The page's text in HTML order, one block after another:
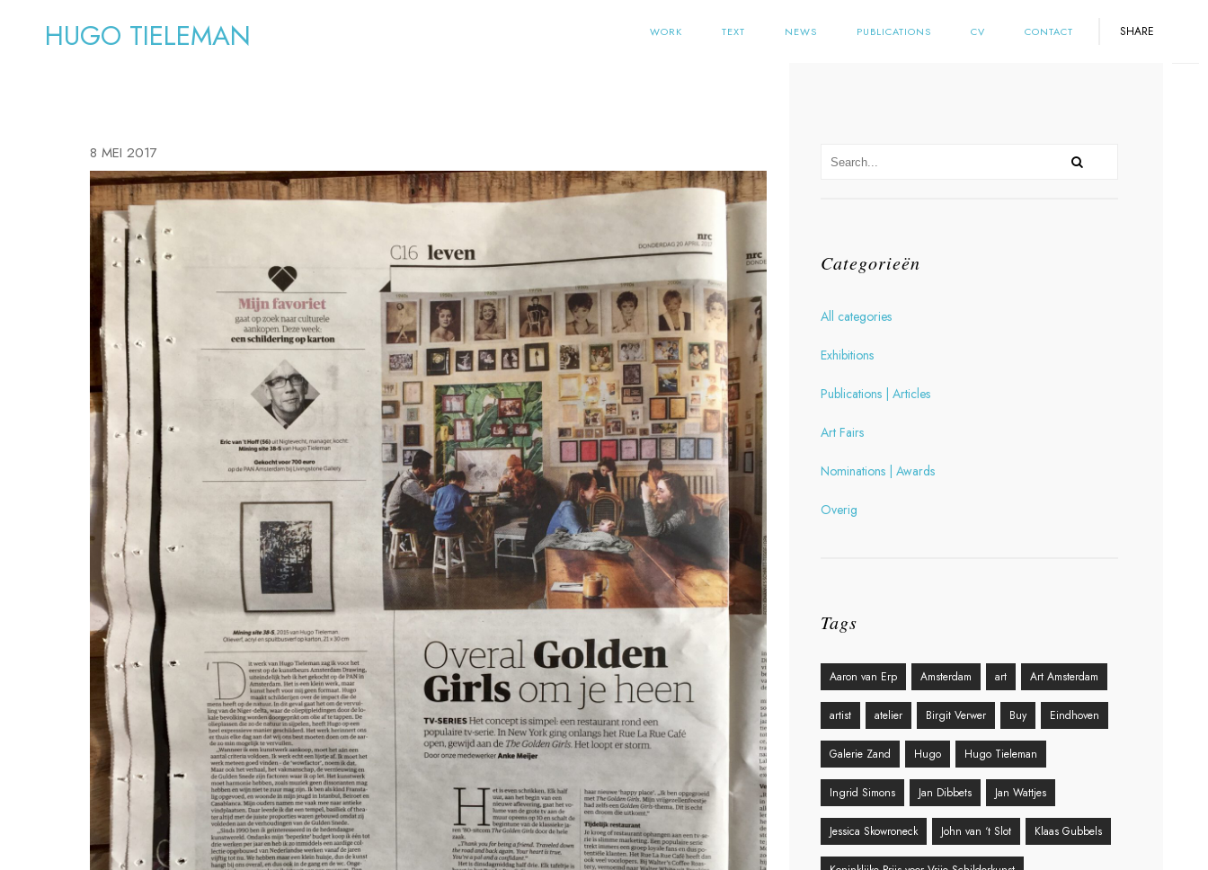
HUGO TIELEMAN SHARE
WORK TEXT NEWS PUBLICATIONS CV CONTACT
8 MEI 2017
Categorieën
All categories
Exhibitions
Publications | Articles
Art Fairs
Nominations | Awards
Overig
Tags
Aaron van Erp Amsterdam art Art Amsterdam
artist atelier Birgit Verwer Buy Eindhoven
Galerie Zand Hugo Hugo Tieleman
Ingrid Simons Jan Dibbets Jan Wattjes
Jessica Skowroneck John van ‘t Slot Klaas Gubbels